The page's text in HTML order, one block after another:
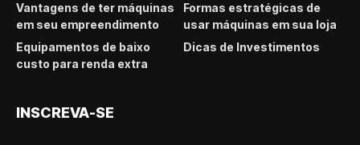
Vantagens de ter máquinas
em seu empreendimento
Formas estratégicas de
usar máquinas em sua loja
Equipamentos de baixo
custo para renda extra
Dicas de Investimentos
INSCREVA-SE